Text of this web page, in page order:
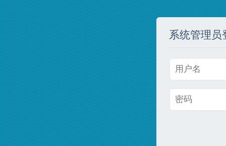
系统管理员